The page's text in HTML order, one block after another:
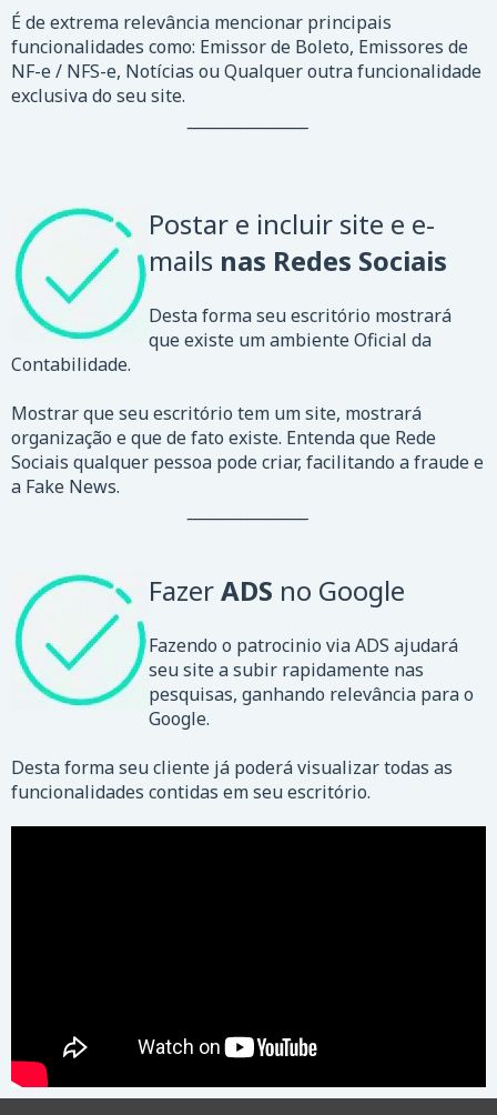
É de extrema relevância mencionar principais
funcionalidades como: Emissor de Boleto, Emissores de
NF-e / NFS-e, Notícias ou Qualquer outra funcionalidade
exclusiva do seu site.
Postar e incluir site e e-
mails nas Redes Sociais
Desta forma seu escritório mostrará
que existe um ambiente Oficial da
Contabilidade.
Mostrar que seu escritório tem um site, mostrará
organização e que de fato existe. Entenda que Rede
Sociais qualquer pessoa pode criar, facilitando a fraude e
a Fake News.
FazerADS no Google
Fazendo o patrocinio via ADS ajudará
seu site a subir rapidamente nas
pesquisas, ganhando relevância para o
Google.
Desta forma seu cliente já poderá visualizar todas as
funcionalidades contidas em seu escritório.